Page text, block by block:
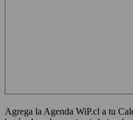
Agrega la Agenda WiP.cl a tu